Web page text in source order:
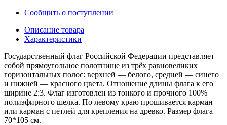
Сообщить о поступлении
Описание товара
Характеристики
Государственный флаг Российской Федерации представляет
собой прямоугольное полотнище из трёх равновеликих
горизонтальных полос: верхней — белого, средней — синего
и нижней — красного цвета. Отношение длины флага к его
ширине 2:3. Флаг изготовлен из тонкого и прочного 100%
полиэфирного шелка. По левому краю прошивается карман
или карман с петлей для крепления на древко. Размер флага
70*105 см.